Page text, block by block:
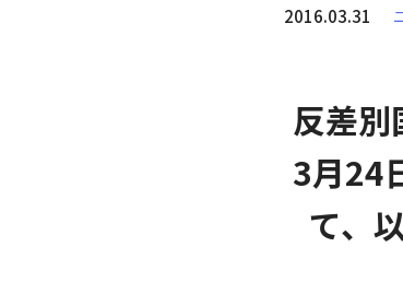
2016.03.31
反差別
3月24
て、